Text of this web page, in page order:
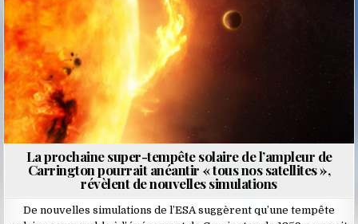
La prochaine super-tempête solaire de l’ampleur de
Carrington pourrait anéantir « tous nos satellites »,
révèlent de nouvelles simulations
De nouvelles simulations de l’ESA suggèrent qu’une tempête